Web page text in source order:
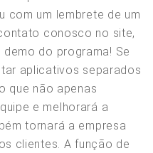
com um lembrete de um
conosco no site,
do programa! Se
aplicativos separados
que não apenas
e melhorará a
tornará a empresa
clientes. A função de